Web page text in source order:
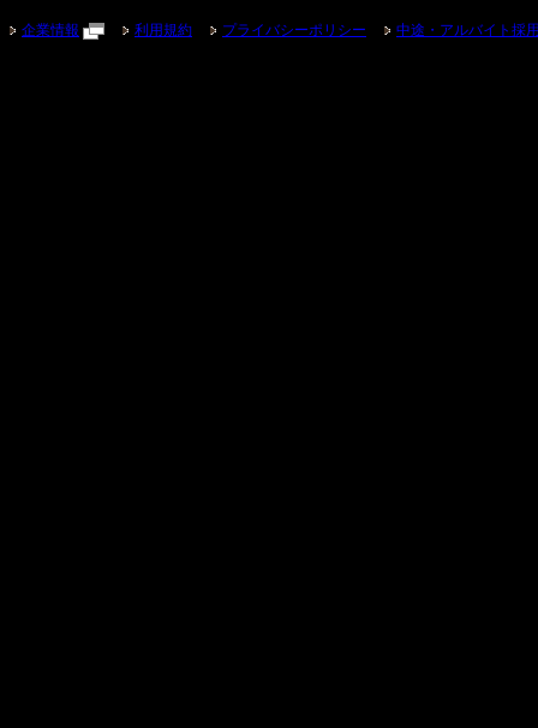
企業情報 利用規約 プライバシーポリシー 中途・アルバイト採